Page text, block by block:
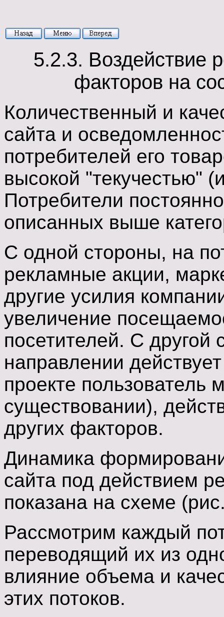
5.2.3. Воздействие
факторов на
Количественный и
сайта и
потребителей его
высокой "текучестью"
Потребители
описанных выше
С одной стороны, на
рекламные акции,
другие усилия
увеличение
посетителей. С
направлении
проекте пользователь
существовании),
других факторов.
Динамика
сайта под действием
показана на схеме
Рассмотрим каждый
переводящий их из
влияние объема и
этих потоков.